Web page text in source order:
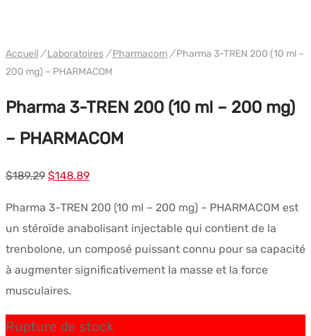
Accueil / Laboratoires / Pharmacom /Pharma 3-TREN 200 (10 ml –
200 mg) – PHARMACOM
Pharma 3-TREN 200 (10 ml – 200 mg)
– PHARMACOM
$189.29 Le
$189.29.
$148.89Le
actuel
$148.89.
Pharma 3-TREN 200 (10 ml – 200 mg) – PHARMACOM est
un stéroïde anabolisant injectable qui contient de la
trenbolone, un composé puissant connu pour sa capacité
à augmenter significativement la masse et la force
musculaires.
Rupture de stock